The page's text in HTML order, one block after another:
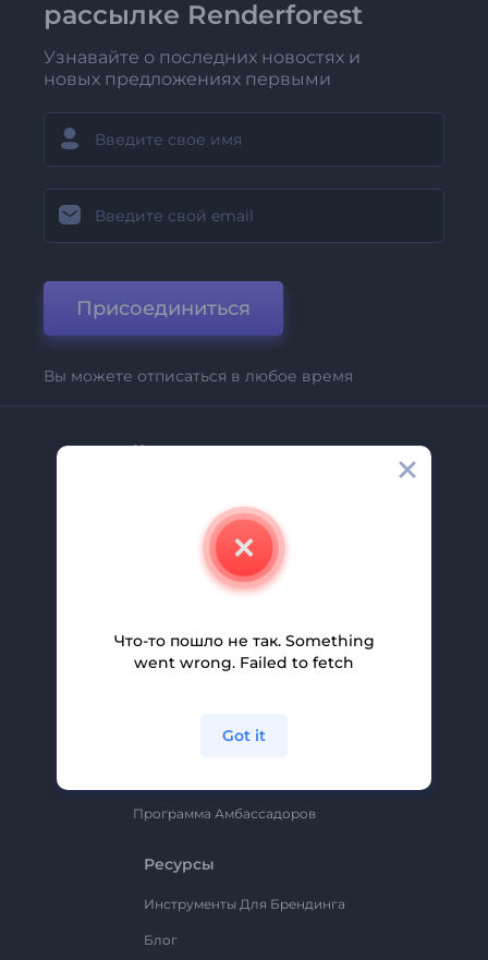
рассылке Renderforest
Узнавайте о последних новостях и
новых предложениях первыми
Присоединиться
Вы можете отписаться в любое время
Компания
Свяжитесь С Нами
Помощь И Поддержка
Партнерская Программа
Политика Конфиденциальности
Программа Амбассадоров
Ресурсы
Инструменты Для Брендинга
Блог
Что-то пошло не так. Something
went wrong. Failed to fetch
Got it